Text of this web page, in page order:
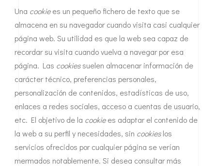
Una cookiees un pequeño fichero de texto que se
almacena en su navegador cuando visita casi cualquier
página web. Su utilidad es que la web sea capaz de
recordar su visita cuando vuelva a navegar por esa
página. Las cookiessuelen almacenar información de
carácter técnico, preferencias personales,
personalización de contenidos, estadísticas de uso,
enlaces a redes sociales, acceso a cuentas de usuario,
etc. El objetivo de la cookiees adaptar el contenido de
la web a su perfil y necesidades, sin cookieslos
servicios ofrecidos por cualquier página se verían
mermados notablemente. Si desea consultar más